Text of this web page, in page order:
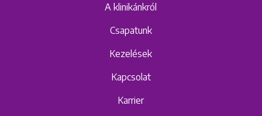
A klinikánkról
Csapatunk
Kezelések
Kapcsolat
Karrier